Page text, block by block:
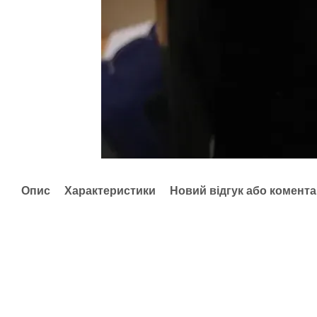
Опис Характеристики Новий відгук або